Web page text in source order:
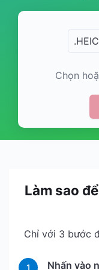
.HEIC
Chọn
Làm sao
Chỉ với 3 bước
1
Nhấn vào